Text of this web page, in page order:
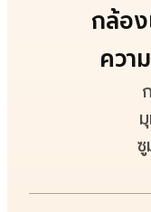
กล้อ
ควา